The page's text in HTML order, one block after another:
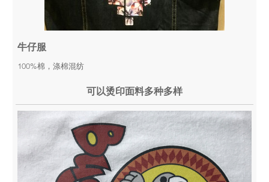
牛仔服
100%棉，涤棉混纺
可以烫印面料多种多样